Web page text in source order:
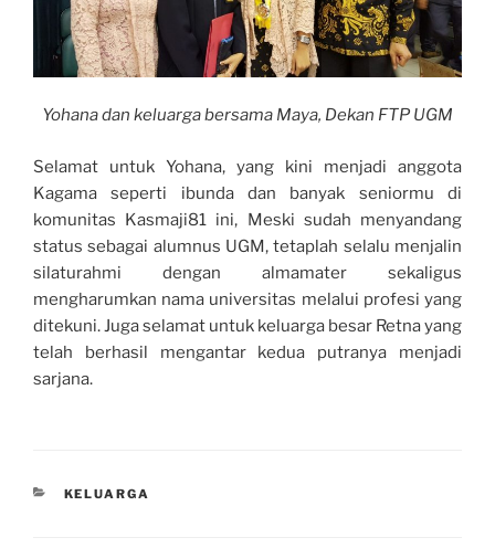
Yohana dan keluarga bersama Maya, Dekan FTP UGM
Selamat untuk Yohana, yang kini menjadi anggota
Kagama seperti ibunda dan banyak seniormu di
komunitas Kasmaji81 ini, Meski sudah menyandang
status sebagai alumnus UGM, tetaplah selalu menjalin
silaturahmi dengan almamater sekaligus
mengharumkan nama universitas melalui profesi yang
ditekuni. Juga selamat untuk keluarga besar Retna yang
telah berhasil mengantar kedua putranya menjadi
sarjana.
CATEGORIES
KELUARGA